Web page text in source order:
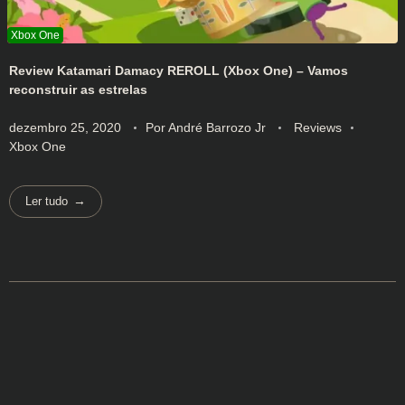
Review Katamari Damacy REROLL (Xbox One) – Vamos
reconstruir as estrelas
dezembro 25, 2020 PorAndré Barrozo Jr
Reviews
Xbox One
Ler tudo